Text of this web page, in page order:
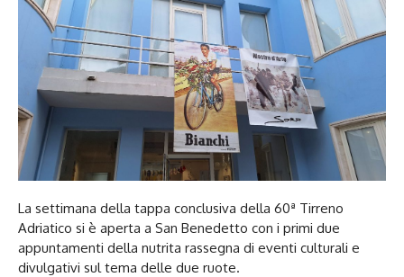
La settimana della tappa conclusiva della 60ª Tirreno
Adriatico si è aperta a San Benedetto con i primi due
appuntamenti della nutrita rassegna di eventi culturali e
divulgativi sul tema delle due ruote.